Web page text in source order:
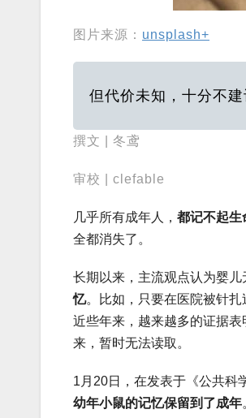
图片来源： unsplash+
但代价未知，十分不建
撰文 | 冬鸢
审校 | clefable
几乎所有成年人， 都记不起生
全都消失了。
长期以来，主流观点认为婴
忆。比如，只要在医院被针
近些年来，越来越多的证据表
来，暂时无法读取。
1月20日，在发表于《公共科
幼年小鼠的记忆保留到了成年